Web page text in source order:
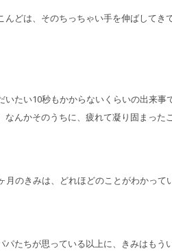
んどは、そのちっちゃい手を伸ばして
いたい10秒もかからないくらいの出来
なんかそのうちに、疲れて凝り固まった
月のきみは、どれほどのことがわかって
パたちが思っている以上に、きみはもう